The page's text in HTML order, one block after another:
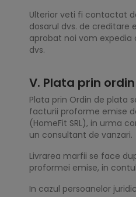
Ulterior veti fi contactat
dosarul dvs. de creditare
aprobat noi vom
dvs.
V. Plata prin
Plata prin Ordin de plata
facturii proforme emise
(HomeFit SRL), in urma
un consultant de vanzari.
Livrarea marfii se face
proformei emise, in
In cazul persoanelor